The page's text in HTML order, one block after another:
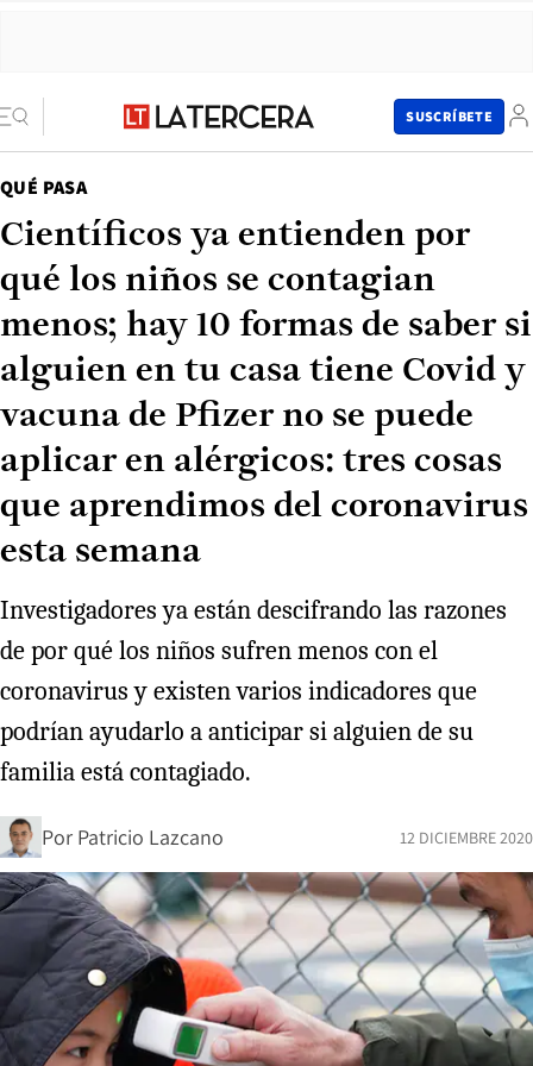
SUSCRÍBETE
QUÉ PASA
Científicos ya entienden por
qué los niños se contagian
menos; hay 10 formas de saber si
alguien en tu casa tiene Covid y
vacuna de Pfizer no se puede
aplicar en alérgicos: tres cosas
que aprendimos del coronavirus
esta semana
Investigadores ya están descifrando las razones
de por qué los niños sufren menos con el
coronavirus y existen varios indicadores que
podrían ayudarlo a anticipar si alguien de su
familia está contagiado.
Por Patricio Lazcano 12 DICIEMBRE 2020